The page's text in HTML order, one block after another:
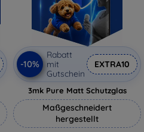
-10%
Rabatt
mit
Gutschein
EXTRA10
3mk Pure Matt Schutzglas
Maßgeschneidert
hergestellt